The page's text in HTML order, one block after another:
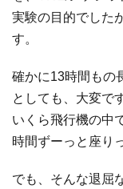
実験の目的でした
す。
確かに13時間もの
としても、大変で
いくら飛行機の中
時間ずーっと座り
でも、そんな退屈